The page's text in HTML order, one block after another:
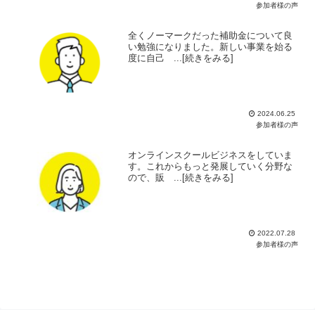
参加者様の声
全くノーマークだった補助金について良
い勉強になりました。新しい事業を始る
度に自己 ...[続きをみる]
2024.06.25
参加者様の声
オンラインスクールビジネスをしていま
す。これからもっと発展していく分野な
ので、販 ...[続きをみる]
2022.07.28
参加者様の声